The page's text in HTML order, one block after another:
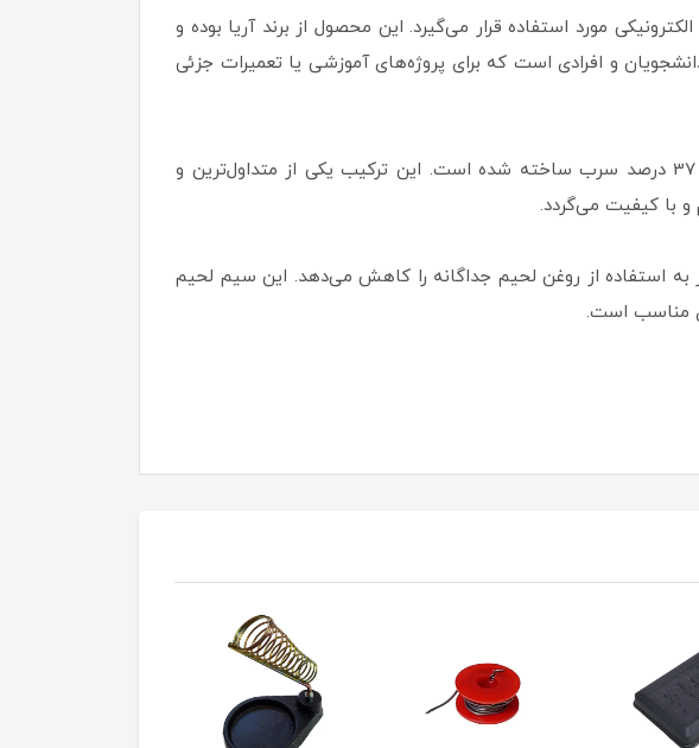
مورد استفاده قرار می‌گیرد. این محصول از برند آریا بوده و
دانشجویان و افرادی است که برای پروژه‌های آموزشی یا تعمیرات جزئی
این محصول دارای قطر 0.8 میلی‌متر، طول تقریبا 80 سانتی‌متر بوده و از آلیاژ 63 درصد قلع و 37 درصد سرب ساخته شده است. این ترکیب یکی از متداول‌ترین و
با کیفیت می‌گردد.
به استفاده از روغن لحیم جداگانه را کاهش می‌دهد. این سیم لحیم
مناسب است.